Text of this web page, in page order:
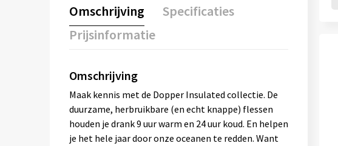
Omschrijving
Specificaties
Prijsinformatie
Omschrijving
Maak kennis met de Dopper Insulated collectie. De
duurzame, herbruikbare (en echt knappe) flessen
houden je drank 9 uur warm en 24 uur koud. En helpen
je het hele jaar door onze oceanen te redden. Want